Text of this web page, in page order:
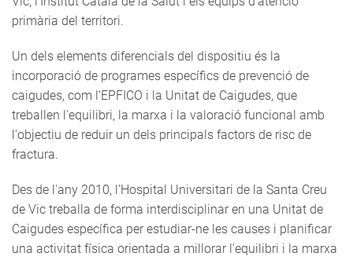
primària del territori.
Un dels elements diferencials del dispositiu és la
incorporació de programes específics de prevenció de
caigudes, com l'EPFICO i la Unitat de Caigudes, que
treballen l'equilibri, la marxa i la valoració funcional amb
l'objectiu de reduir un dels principals factors de risc de
fractura.
Des de l'any 2010, l'Hospital Universitari de la Santa Creu
de Vic treballa de forma interdisciplinar en una Unitat de
Caigudes específica per estudiar-ne les causes i planificar
una activitat física orientada a millorar l'equilibri i la marxa